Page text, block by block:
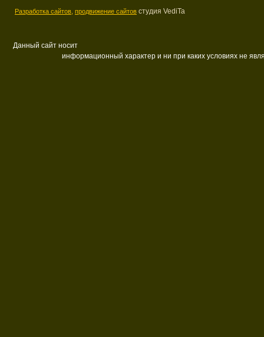
Разработка сайтов, продвижение сайтов студия VediTa
Данный сайт носит
информационный характер и ни при каких условиях не